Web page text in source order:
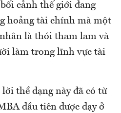
cảnh thế giới đang
hoảng tài chính mà một
là thói tham lam và
làm trong lĩnh vực tài
thề dạng này đã có từ
đầu tiên được dạy ở